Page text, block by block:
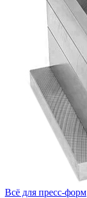
Всё для пресс-форм